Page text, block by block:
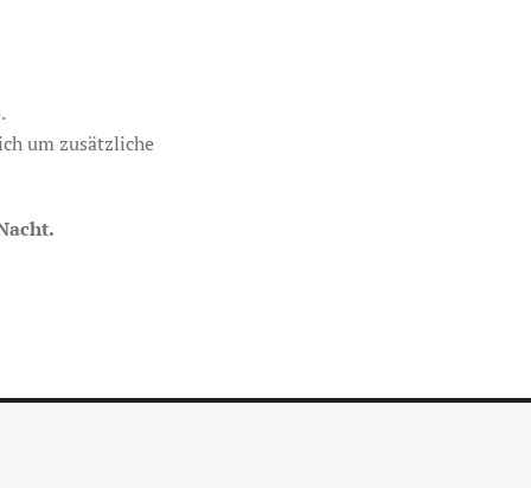
um zusätzliche